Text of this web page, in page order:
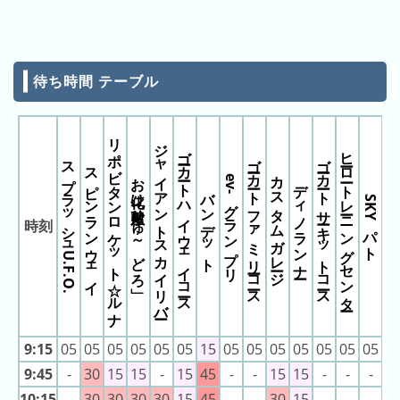
去
年
ン
キ
ン
グ
雑
ラ
ン
日
の
ラ
待ち時間 テーブル
時刻 スプラッシュU.F.O.スピンランウェイリポビタンロケット☆ルナお化け屋敷「ひゅ～どろ」ジャイアントスカイリバーゴーカート ハイウェイコースバンデットev-グランプリゴーカート ファミリーコースカスタムガレージディノランナーゴーカート サーキットコースヒーロートレーニングセンターSKYパト
9:15 05 05 05 05 05 05 15 05 05 05 05 05 05 05
9:45
- 30 15 15 - 15 45 - - 15 15 - - -